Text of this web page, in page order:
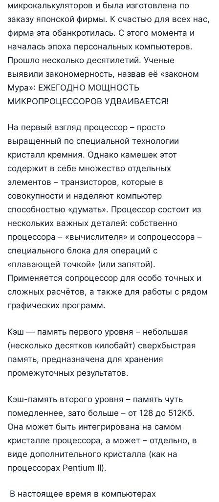
микрокалькуляторов и была изготовлена по
заказу японской фирмы. К счастью для всех нас,
фирма эта обанкротилась. С этого момента и
началась эпоха персональных компьютеров.
Прошло несколько десятилетий. Ученые
выявили закономерность, назвав её «законом
Мура»: ЕЖЕГОДНО МОЩНОСТЬ
МИКРОПРОЦЕССОРОВ УДВАИВАЕТСЯ!
На первый взгляд процессор – просто
выращенный по специальной технологии
кристалл кремния. Однако камешек этот
содержит в себе множество отдельных
элементов – транзисторов, которые в
совокупности и наделяют компьютер
способностью «думать». Процессор состоит из
нескольких важных деталей: собственно
процессора – «вычислителя» и сопроцессора –
специального блока для операций с
«плавающей точкой» (или запятой).
Применяется сопроцессор для особо точных и
сложных расчётов, а также для работы с рядом
графических программ.
Кэш — память первого уровня – небольшая
(несколько десятков килобайт) сверхбыстрая
память, предназначена для хранения
промежуточных результатов.
Кэш-память второго уровня – память чуть
помедленнее, зато больше – от 128 до 512Кб.
Она может быть интегрирована на самом
кристалле процессора, а может – отдельно, в
виде дополнительного кристалла (как на
процессорах Pentium II).
В настоящее время в компьютерах